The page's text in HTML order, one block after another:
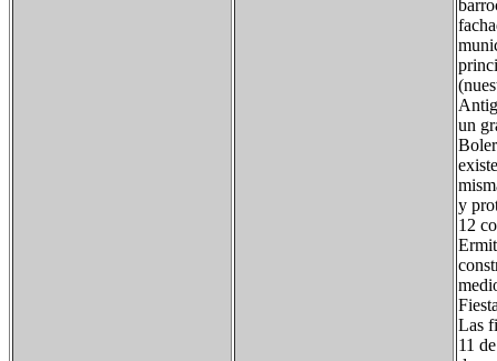
un
y
12
Las
11